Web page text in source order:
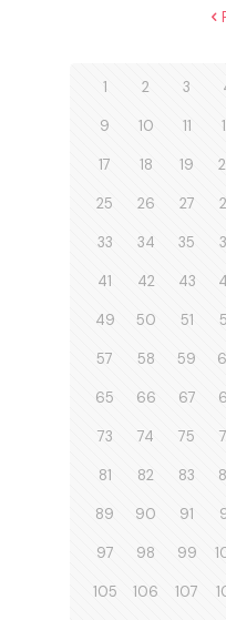
1 2 3
9 10 11
17 18 19
25 26 27
33 34 35
41 42 43
49 50 51
57 58 59
65 66 67
73 74 75
81 82 83
89 90 91
97 98 99
105 106 107